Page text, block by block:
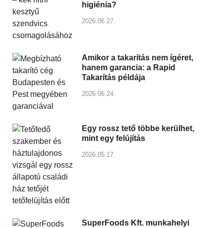
higiénia?
2026.06.27.
Amikor a takarítás nem ígéret,
hanem garancia: a Rapid
Takarítás példája
2026.06.24.
Egy rossz tető többe kerülhet,
mint egy felújítás
2026.05.17.
SuperFoods Kft. munkahelyi